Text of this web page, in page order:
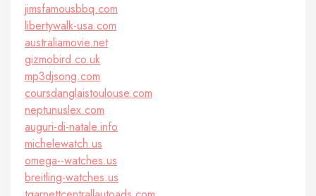
jimsfamousbbq.com
libertywalk-usa.com
australiamovie.net
gizmobird.co.uk
mp3djsong.com
coursdanglaistoulouse.com
neptunuslex.com
auguri-di-natale.info
michelewatch.us
omega--watches.us
breitling-watches.us